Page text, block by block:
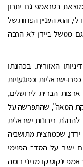
בטראמפ גם יתרון
והוא העניין הפחות של
ממשל ביידן לא הרבה
האזורית. בכהונתו
ישראליות וכפוגעניות
הברית לירושלים,
המאה", שהתפרשה על
להחלת ריבונות ישראלית
שכמחצית מתושביה
ישיר על הסדר הפנימי
ינקוט קו מדיני דומה